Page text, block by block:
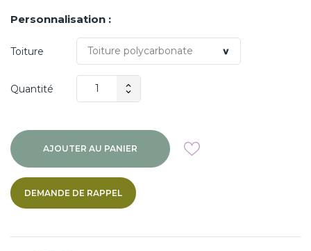
Personnalisation :
Toiture
Quantité
AJOUTER AU PANIER
DEMANDE DE RAPPEL